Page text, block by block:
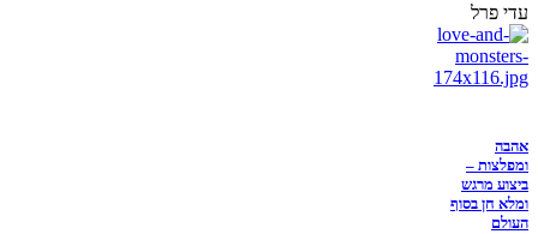
עדי פרל
אהבה
ומפלצות –
ביצוע מרגש
ומלא חן בסוף
העולם